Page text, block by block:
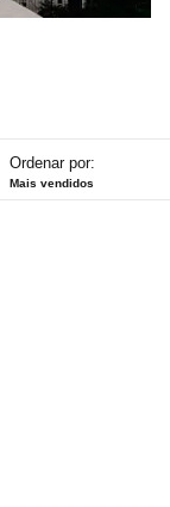
Ordenar por:
Mais vendidos